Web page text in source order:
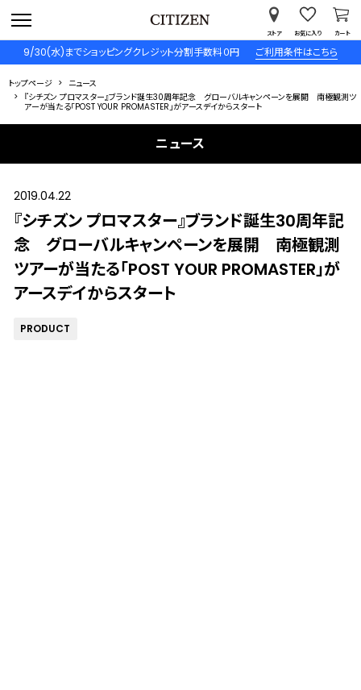
9/30(水)までショッピングクレジット分割手数料０円 ご利用条件はこちら
ストア お気に入り カート
トップページ
ニュース
『シチズン プロマスター』ブランド誕生30周年記念 グローバルキャンペーンを展開 南極観測ツ
アーが当たる「POST YOUR PROMASTER」がアースデイからスタート
ニュース
2019.04.22
『シチズン プロマスター』ブランド誕生30周年記
念 グローバルキャンペーンを展開 南極観測
ツアーが当たる「POST YOUR PROMASTER」が
アースデイからスタート
PRODUCT